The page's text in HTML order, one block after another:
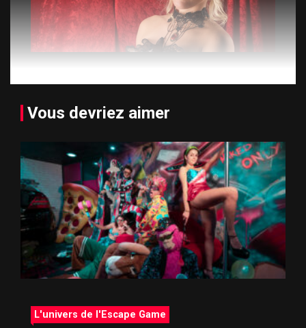
Vous devriez aimer
L'univers de l'Escape Game